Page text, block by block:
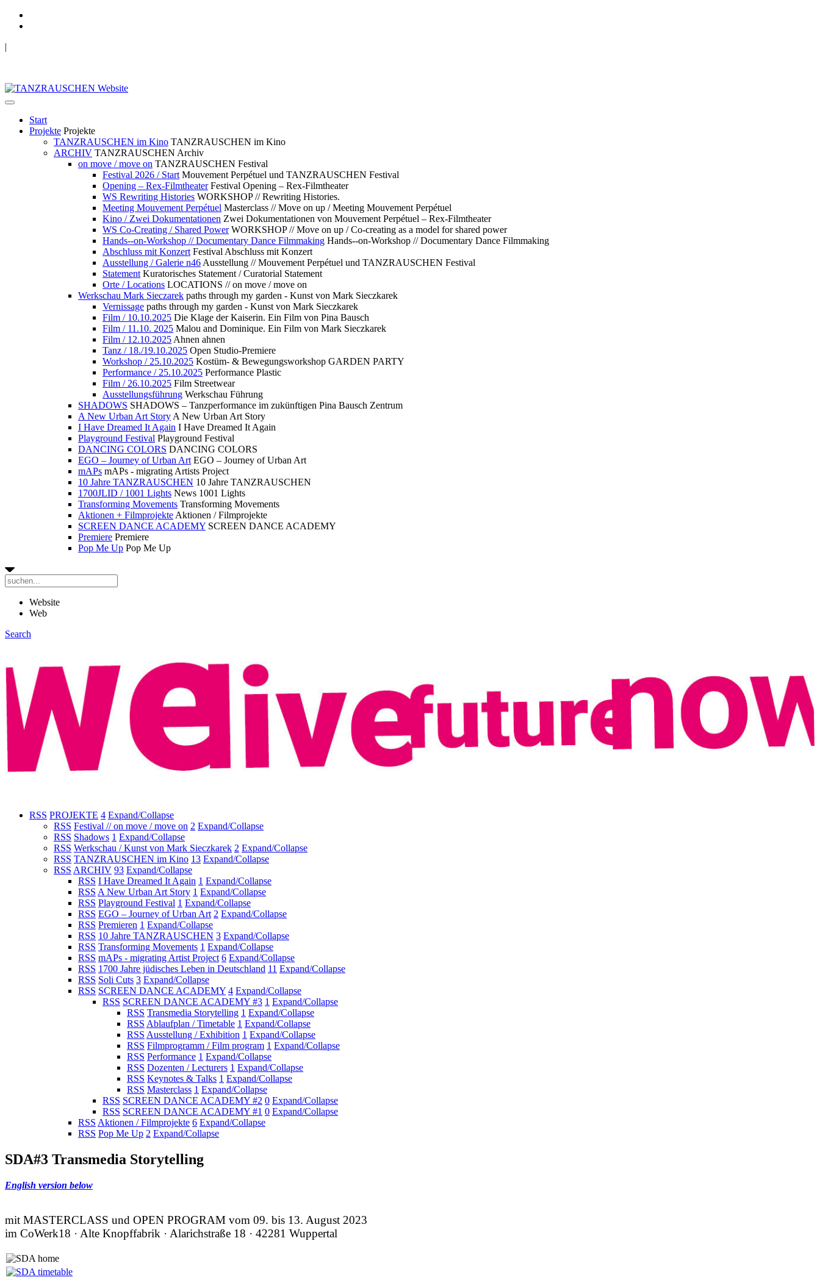
|
Start
Projekte Projekte
TANZRAUSCHEN im Kino TANZRAUSCHEN im Kino
ARCHIV TANZRAUSCHEN Archiv
on move / move on TANZRAUSCHEN Festival
Festival 2026 / Start Mouvement Perpétuel und TANZRAUSCHEN Festival
Opening – Rex-Filmtheater Festival Opening – Rex-Filmtheater
WS Rewriting Histories WORKSHOP // Rewriting Histories.
Meeting Mouvement Perpétuel Masterclass // Move on up / Meeting Mouvement Perpétuel
Kino / Zwei Dokumentationen Zwei Dokumentationen von Mouvement Perpétuel – Rex-Filmtheater
WS Co-Creating / Shared Power WORKSHOP // Move on up / Co-creating as a model for shared power
Hands--on-Workshop // Documentary Dance Filmmaking Hands--on-Workshop // Documentary Dance Filmmaking
Abschluss mit Konzert Festival Abschluss mit Konzert
Ausstellung / Galerie n46 Ausstellung // Mouvement Perpétuel und TANZRAUSCHEN Festival
Statement Kuratorisches Statement / Curatorial Statement
Orte / Locations LOCATIONS // on move / move on
Werkschau Mark Sieczarek paths through my garden - Kunst von Mark Sieczkarek
Vernissage paths through my garden - Kunst von Mark Sieczkarek
Film / 10.10.2025 Die Klage der Kaiserin. Ein Film von Pina Bausch
Film / 11.10. 2025 Malou and Dominique. Ein Film von Mark Sieczkarek
Film / 12.10.2025 Ahnen ahnen
Tanz / 18./19.10.2025 Open Studio-Premiere
Workshop / 25.10.2025 Kostüm- & Bewegungsworkshop GARDEN PARTY
Performance / 25.10.2025 Performance Plastic
Film / 26.10.2025 Film Streetwear
Ausstellungsführung Werkschau Führung
SHADOWS SHADOWS – Tanzperformance im zukünftigen Pina Bausch Zentrum
A New Urban Art Story A New Urban Art Story
I Have Dreamed It Again I Have Dreamed It Again
Playground Festival Playground Festival
DANCING COLORS DANCING COLORS
EGO – Journey of Urban Art EGO – Journey of Urban Art
mAPs mAPs - migrating Artists Project
10 Jahre TANZRAUSCHEN 10 Jahre TANZRAUSCHEN
1700JLID / 1001 Lights News 1001 Lights
Transforming Movements Transforming Movements
Aktionen + Filmprojekte Aktionen / Filmprojekte
SCREEN DANCE ACADEMY SCREEN DANCE ACADEMY
Premiere Premiere
Pop Me Up Pop Me Up
Website
Web
Search
RSS PROJEKTE 4 Expand/Collapse
RSS Festival // on move / move on 2 Expand/Collapse
RSS Shadows 1 Expand/Collapse
RSS Werkschau / Kunst von Mark Sieczkarek 2 Expand/Collapse
RSS TANZRAUSCHEN im Kino 13 Expand/Collapse
RSS ARCHIV 93 Expand/Collapse
RSS I Have Dreamed It Again 1 Expand/Collapse
RSS A New Urban Art Story 1 Expand/Collapse
RSS Playground Festival 1 Expand/Collapse
RSS EGO – Journey of Urban Art 2 Expand/Collapse
RSS Premieren 1 Expand/Collapse
RSS 10 Jahre TANZRAUSCHEN 3 Expand/Collapse
RSS Transforming Movements 1 Expand/Collapse
RSS mAPs - migrating Artist Project 6 Expand/Collapse
RSS 1700 Jahre jüdisches Leben in Deutschland 11 Expand/Collapse
RSS Soli Cuts 3 Expand/Collapse
RSS SCREEN DANCE ACADEMY 4 Expand/Collapse
RSS SCREEN DANCE ACADEMY #3 1 Expand/Collapse
RSS Transmedia Storytelling 1 Expand/Collapse
RSS Ablaufplan / Timetable 1 Expand/Collapse
RSS Ausstellung / Exhibition 1 Expand/Collapse
RSS Filmprogramm / Film program 1 Expand/Collapse
RSS Performance 1 Expand/Collapse
RSS Dozenten / Lecturers 1 Expand/Collapse
RSS Keynotes & Talks 1 Expand/Collapse
RSS Masterclass 1 Expand/Collapse
RSS SCREEN DANCE ACADEMY #2 0 Expand/Collapse
RSS SCREEN DANCE ACADEMY #1 0 Expand/Collapse
RSS Aktionen / Filmprojekte 6 Expand/Collapse
RSS Pop Me Up 2 Expand/Collapse
SDA#3 Transmedia Storytelling
English version below
mit MASTERCLASS und OPEN PROGRAM vom 09. bis 13. August 2023
im CoWerk18 · Alte Knopffabrik · Alarichstraße 18 · 42281 Wuppertal